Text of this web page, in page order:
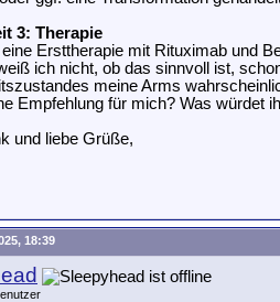
3: Therapie
eine Ersttherapie mit Rituximab und
ich nicht, ob das sinnvoll ist,
meine Arms
Empfehlung für mich? Was würdet
und liebe Grüße,
18:39